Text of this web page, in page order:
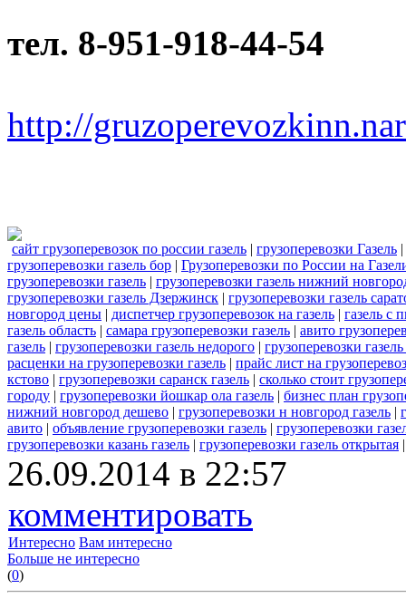
тел. 8-951-918-44-54
http://
сайт грузоперевозок по россии газель | грузоперевозки Газель |
грузоперевозки газель бор | Грузоперевозки по России на
грузоперевозки газель | грузоперевозки газель нижний
грузоперевозки газель Дзержинск | грузоперевозки газель
новгород цены | диспетчер грузоперевозок на газель | газель с
газель область | самара грузоперевозки газель | авито
газель | грузоперевозки газель недорого | грузоперевозки
расценки на грузоперевозки газель | прайс лист на
кстово | грузоперевозки саранск газель | сколько стоит
городу | грузоперевозки йошкар ола газель | бизнес план
нижний новгород дешево | грузоперевозки н новгород газель |
авито | объявление грузоперевозки газель | грузоперевозки
грузоперевозки казань газель | грузоперевозки газель открытая
26.09.2014 в 22:57
комментировать
Интересно Вам интересно
Больше не интересно
(0)